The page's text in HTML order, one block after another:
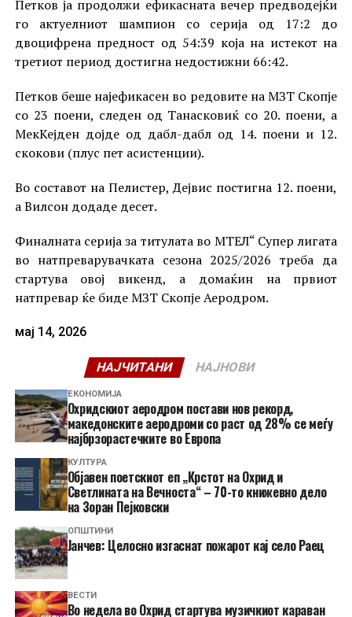
Петков ја продолжи ефикасната вечер предводејќи
го актуелниот шампион со серија од 17:2 до
двоцифрена предност од 54:39 која на истекот на
третиот период достигна недостижни 66:42.
Петков беше најефикасен во редовите на МЗТ Скопје
со 23 поени, следен од Танасковиќ со 20. поени, а
МекКејден дојде од дабл-дабл од 14. поени и 12.
скокови (плус пет асистенции).
Во составот на Пелистер, Дејвис постигна 12. поени,
а Вилсон додаде десет.
Финалната серија за титулата во МТЕЛ“ Супер лигата
во натпреварувачката сезона 2025/2026 треба да
стартува овој викенд, а домаќин на првиот
натпревар ќе биде МЗТ Скопје Аеродром.
мај 14, 2026
НАЈЧИТАНИ НАЈНОВИ
ЕКОНОМИЈА
Охридскиот аеродром постави нов рекорд,
македонските аеродроми со раст од 28% се меѓу
најбрзорастечките во Европа
КУЛТУРА
Објавен поетскиот еп „Крстот на Охрид и
Светлината на Вечноста“ – 70-то книжевно дело
на Зоран Пејковски
ОПШТИНИ
Јанчев: Целосно изгаснат пожарот кај село Раец
ВЕСТИ
Во недела во Охрид стартува музичкиот караван